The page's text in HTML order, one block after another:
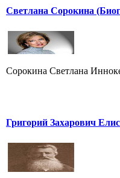
Светлана Сорокина
Сорокина Светлана
Григорий Захарович